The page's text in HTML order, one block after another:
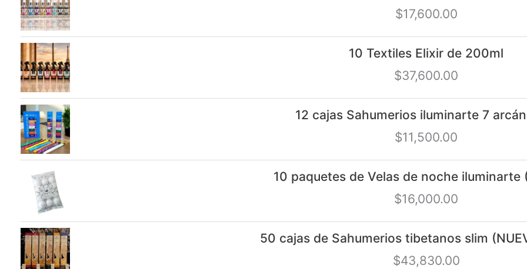
$17,600.00
10 Textiles Elixir de 200ml
$37,600.00
12 cajas Sahumerios iluminarte 7
$11,500.00
10 paquetes de Velas de noche iluminarte
$16,000.00
50 cajas de Sahumerios tibetanos slim
$43,830.00